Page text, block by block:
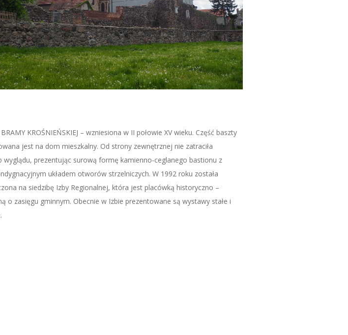
KROŚNIEŃSKIEJ – wzniesiona w II połowie XV wieku. Część baszty
jest na dom mieszkalny. Od strony zewnętrznej nie zatraciła
wyglądu, prezentując surową formę kamienno-ceglanego bastionu z
układem otworów strzelniczych. W 1992 roku została
na siedzibę Izby Regionalnej, która jest placówką historyczno –
o zasięgu gminnym. Obecnie w Izbie prezentowane są wystawy stałe i